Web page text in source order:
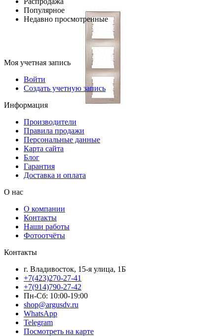
Популярное
Недавно просмотренные
Моя учетная запись
Войти
Создать учетную запись
Информация
Производители
Правила продажи
Персональные данные
Карта сайта
Блог
Гарантия
Доставка и оплата
О нас
О компании
Контакты
Наши работы
Фотоотчёты
Контакты
г. Владивосток, 15-я улица, 1Б
+7(423)270-27-41
+7(914)790-27-42
Пн-Сб: 10:00-19:00
shop@argusdv.ru
WhatsApp
Telegram
Посмотреть на карте